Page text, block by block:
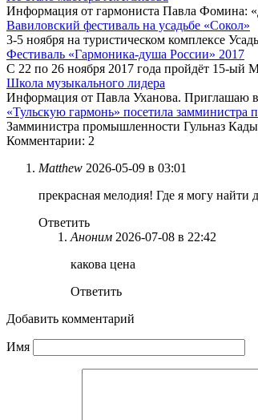
Информация от гармониста Павла Фомина:
Вавиловский фестиваль на усадьбе «Сокол»
3-5 ноября на туристическом комплексе
Фестиваль «Гармоника-душа России» 2017
С 22 по 26 ноября 2017 года пройдёт 15-ый
Школа музыкального лидера
Информация от Павла Уханова. Приглашаю
«Тульскую гармонь» посетила замминистра
Замминистра промышленности Гульназ
Комментарии: 2
Matthew 2026-05-09 в 03:01
прекрасная мелодия! Где я могу
Ответить
Аноним 2026-07-08 в 22:42
какова цена
Ответить
Добавить комментарий
Имя